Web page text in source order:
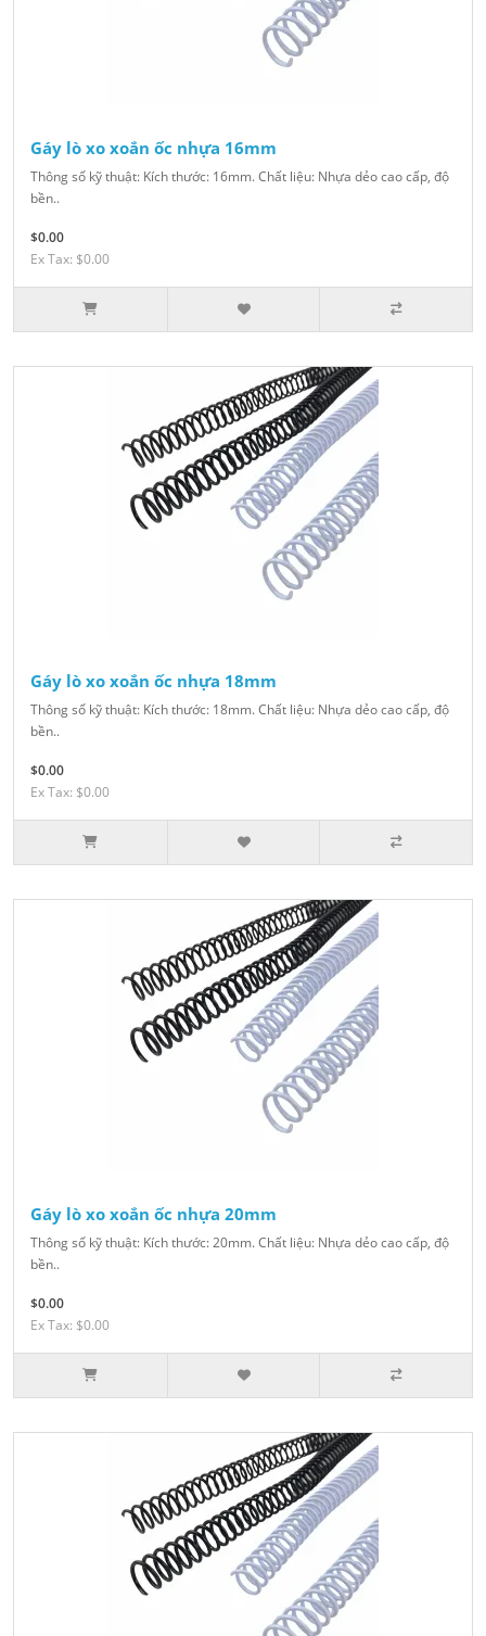
Gáy lò xo xoắn ốc nhựa 16mm
Thông số kỹ thuật: Kích thước: 16mm. Chất liệu: Nhựa dẻo cao cấp, độ
bền..
$0.00
Ex Tax: $0.00
Gáy lò xo xoắn ốc nhựa 18mm
Thông số kỹ thuật: Kích thước: 18mm. Chất liệu: Nhựa dẻo cao cấp, độ
bền..
$0.00
Ex Tax: $0.00
Gáy lò xo xoắn ốc nhựa 20mm
Thông số kỹ thuật: Kích thước: 20mm. Chất liệu: Nhựa dẻo cao cấp, độ
bền..
$0.00
Ex Tax: $0.00